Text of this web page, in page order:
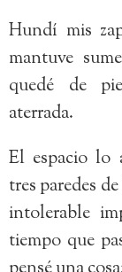
Hundí mis
mantuve
quedé de
aterrada.
El espacio lo
tres paredes
intolerable
tiempo que